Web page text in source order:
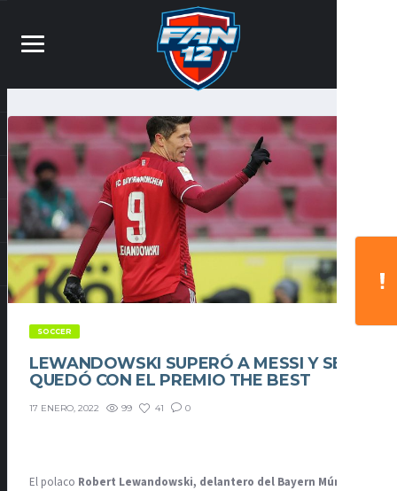
SOCCER
LEWANDOWSKI SUPERÓ A MESSI Y SE
QUEDÓ CON EL PREMIO THE BEST
17 ENERO, 2022 99 41 0
El polaco Robert Lewandowski, delantero del Bayern Múnich